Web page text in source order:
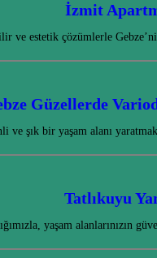
İzmit
ve estetik çözümlerle
Güzellerde
ve şık bir yaşam alanı
Tatlıkuyu
yaşam